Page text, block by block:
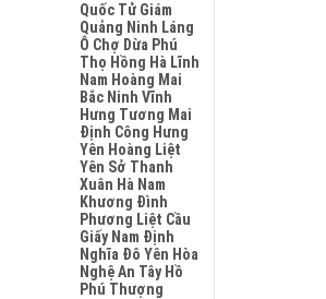
Gia
Lâm
Hoài
Đức
Bắc
Ninh
Sóc
Sơn
Hải
Phòng
Đông
Anh
Quảng
Ninh
Nghệ
An
Hải
Phòng
Ninh
Bình
Quốc Tử Giám
Quảng Ninh Láng
Ô Chợ Dừa Phú
Thọ Hồng Hà Lĩnh
Nam Hoàng Mai
Bắc Ninh Vĩnh
Hưng Tương Mai
Định Công Hưng
Yên Hoàng Liệt
Yên Sở Thanh
Xuân Hà Nam
Khương Đình
Phương Liệt Cầu
Giấy Nam Định
Nghĩa Đô Yên Hòa
Nghệ An Tây Hồ
Phú Thượng